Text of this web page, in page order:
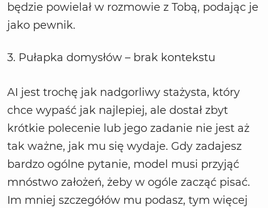
będzie powielał w rozmowie z Tobą, podając je
jako pewnik.
3. Pułapka domysłów – brak kontekstu
AI jest trochę jak nadgorliwy stażysta, który
chce wypaść jak najlepiej, ale dostał zbyt
krótkie polecenie lub jego zadanie nie jest aż
tak ważne, jak mu się wydaje. Gdy zadajesz
bardzo ogólne pytanie, model musi przyjąć
mnóstwo założeń, żeby w ogóle zacząć pisać.
Im mniej szczegółów mu podasz, tym więcej